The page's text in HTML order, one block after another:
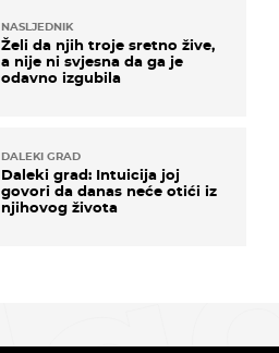
NASLJEDNIK
Želi da njih troje sretno žive,
a nije ni svjesna da ga je
odavno izgubila
DALEKI GRAD
Daleki grad: Intuicija joj
govori da danas neće otići iz
njihovog života